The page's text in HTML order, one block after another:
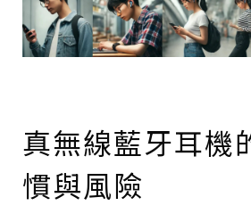
真無線藍牙耳機
慣與風險